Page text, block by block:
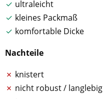
ultraleicht
kleines Packmaß
komfortable Dicke
Nachteile
knistert
nicht robust / langlebig